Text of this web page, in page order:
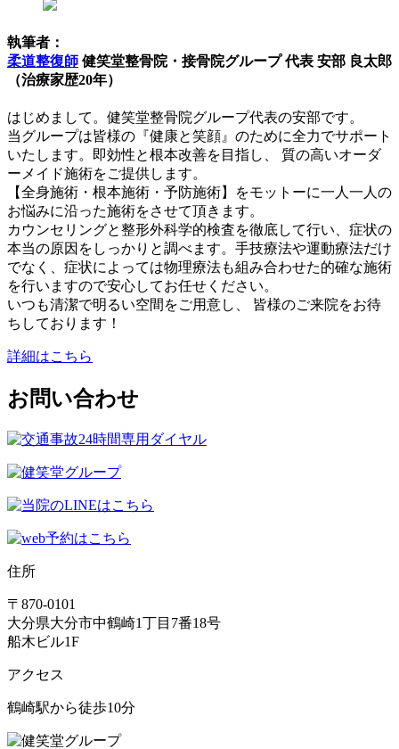
執筆者：
柔道整復師 健笑堂整骨院・接骨院グループ 代表 安部 良太郎
（治療家歴20年）
はじめまして。健笑堂整骨院グループ代表の安部です。
当グループは皆様の『健康と笑顔』のために全力でサポート
いたします。即効性と根本改善を目指し、 質の高いオーダ
ーメイド施術をご提供します。
【全身施術・根本施術・予防施術】をモットーに一人一人の
お悩みに沿った施術をさせて頂きます。
カウンセリングと整形外科学的検査を徹底して行い、症状の
本当の原因をしっかりと調べます。手技療法や運動療法だけ
でなく、症状によっては物理療法も組み合わせた的確な施術
を行いますので安心してお任せください。
いつも清潔で明るい空間をご用意し、 皆様のご来院をお待
ちしております！
詳細はこちら
お問い合わせ
住所
〒870-0101
大分県大分市中鶴崎1丁目7番18号
船木ビル1F
アクセス
鶴崎駅から徒歩10分